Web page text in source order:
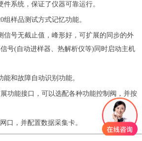
系统，保证了仪器可靠运行。
样品测试方式记忆功能。
信号无截止值，峰形好，可扩展的同步的外
号(自动进样器、热解析仪等)同时启动主机
和故障自动识别功能。
功能接口，可以选配各种功能控制阀，并按
口，并配置数据采集卡。